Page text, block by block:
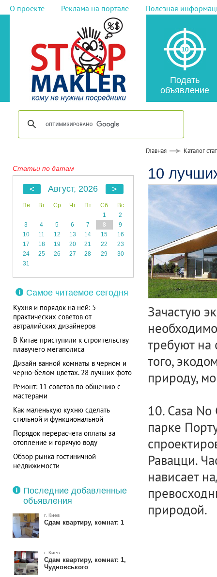
О проекте Реклама на портале Полезная
Подать
объявление
Главная Каталог
Статьи по датам
Август, 2026
Пн Вт Ср Чт Пт Сб
Вс
1
2
3
4 5 6 7 8
9
10
11 12 13 14 15
16
17
18 19 20 21 22
23
24
25 26 27 28 29
30
31
Самое читаемое сегодня
Кухня и порядок на ней: 5
практических советов от
автралийских дизайнеров
В Китае приступили к строительству
плавучего мегаполиса
Дизайн ванной комнаты в черном и
черно-белом цветах. 28 лучших фото
Ремонт: 11 советов по общению с
мастерами
Как маленькую кухню сделать
стильной и функциональной
Порядок перерасчета оплаты за
отопление и горячую воду
Обзор рынка гостиничной
недвижимости
Последние добавленные
объявления
г. Киев
Сдам квартиру, комнат: 1
г. Киев
Сдам квартиру, комнат: 1,
Чудновського
10
Зачастую
требуют
того,
природу,
10. Casa
парке
Равацци.
нависает
природой.